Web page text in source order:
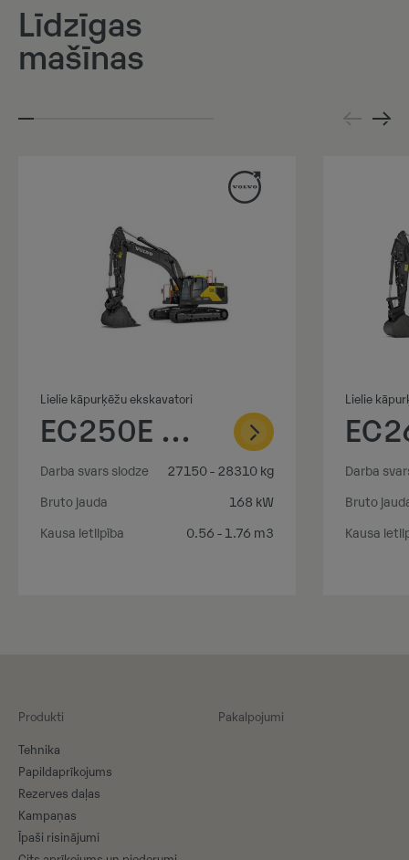
Līdzīgas
mašīnas
Lielie kāpurķēžu ekskavatori
EC250E Hybrid
Darba svars slodze
27150 - 28310 kg
Bruto jauda
168 kW
Kausa ietilpība
0.56 - 1.76 m3
Lielie
Darba
Bruto
Kausa
Produkti
Tehnika
Papildaprīkojums
Rezerves daļas
Kampaņas
Īpaši risinājumi
Pakalpojumi